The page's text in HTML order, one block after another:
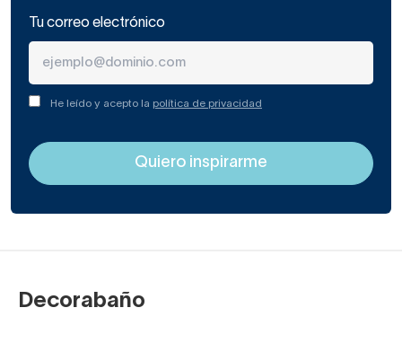
Tu correo electrónico
He leído y acepto la política de privacidad
Decorabaño